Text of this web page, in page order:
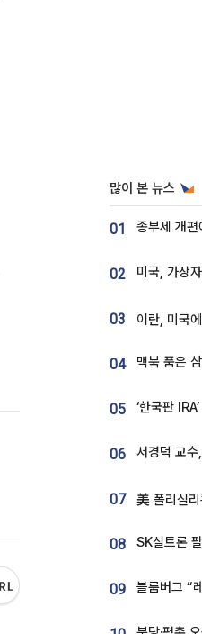
많이 본 뉴스
01
02
03
04
05
06
07
08
09